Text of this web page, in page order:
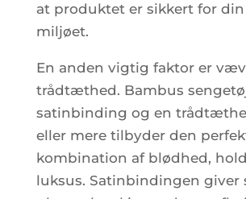
at produktet er sikkert for
miljøet.
En anden vigtig faktor er
trådtæthed. Bambus
satinbinding og en
eller mere tilbyder den
kombination af blødhed,
luksus. Satinbindingen giver